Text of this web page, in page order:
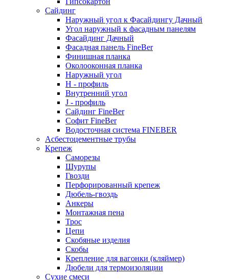
Сайдинг
Наружный угол к Фасайдингу Дачный
Угол наружный к фасадным панелям
Фасайдинг Дачный
Фасадная панель FineBer
Финишная планка
Околооконная планка
Наружный угол
H - профиль
Внутренний угол
J - профиль
Сайдинг FineBer
Софит FineBer
Водосточная система FINEBER
Асбестоцементные трубы
Крепеж
Саморезы
Шурупы
Гвозди
Перфорированный крепеж
Дюбель-гвоздь
Анкеры
Монтажная пена
Трос
Цепи
Скобяные изделия
Скобы
Крепление для вагонки (кляймер)
Дюбели для термоизоляции
Сухие смеси